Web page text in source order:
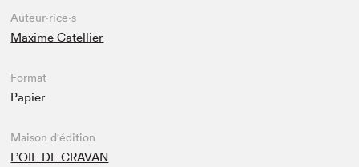
Auteur·rice·s
Maxime Catellier
Format
Papier
Maison d'édition
L’OIE DE CRAVAN